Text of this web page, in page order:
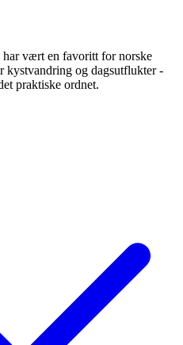
har vært en favoritt for norske
kystvandring og dagsutflukter -
praktiske ordnet.